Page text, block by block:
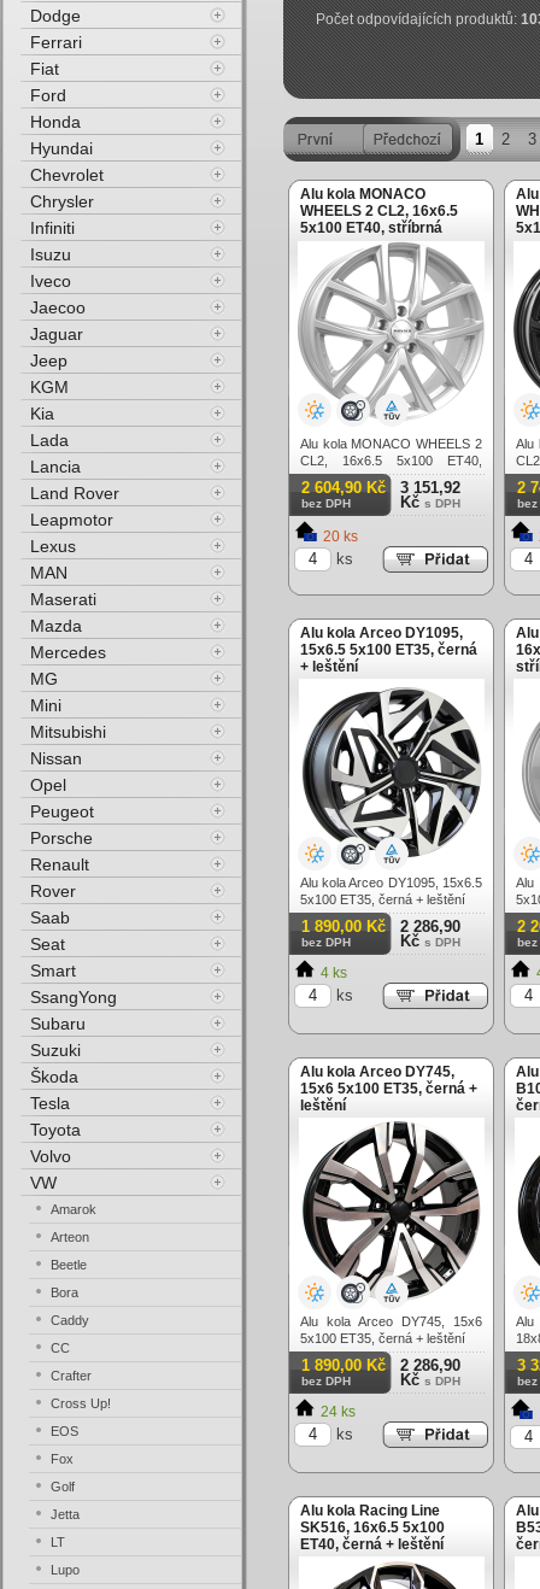
Počet odpovídajících produktů:
1 2 3
Alu kola MONACO
WHEELS 2 CL2, 16x6.5
5x100 ET40, stříbrná
Alu kola MONACO WHEELS 2
CL2, 16x6.5 5x100 ET40,
stříbrná
2 604,90 Kč
bez DPH
3 151,92
Kč s DPH
20 ks
ks
Alu
2
bez
Alu kola Arceo DY1095,
15x6.5 5x100 ET35, černá
+ leštění
Alu kola Arceo DY1095, 15x6.5
5x100 ET35, černá + leštění
1 890,00 Kč
bez DPH
2 286,90
Kč s DPH
4 ks
ks
Alu
2
bez
Alu kola Arceo DY745,
15x6 5x100 ET35, černá +
leštění
Alu kola Arceo DY745, 15x6
5x100 ET35, černá + leštění
1 890,00 Kč
bez DPH
2 286,90
Kč s DPH
24 ks
ks
Alu
3
bez
Alu kola Racing Line
SK516, 16x6.5 5x100
ET40, černá + leštění
Dodge
Ferrari
Fiat
Ford
Honda
Hyundai
Chevrolet
Chrysler
Infiniti
Isuzu
Iveco
Jaecoo
Jaguar
Jeep
KGM
Kia
Lada
Lancia
Land Rover
Leapmotor
Lexus
MAN
Maserati
Mazda
Mercedes
MG
Mini
Mitsubishi
Nissan
Opel
Peugeot
Porsche
Renault
Rover
Saab
Seat
Smart
SsangYong
Subaru
Suzuki
Škoda
Tesla
Toyota
Volvo
VW
Amarok
Arteon
Beetle
Bora
Caddy
CC
Crafter
Cross Up!
EOS
Fox
Golf
Jetta
LT
Lupo